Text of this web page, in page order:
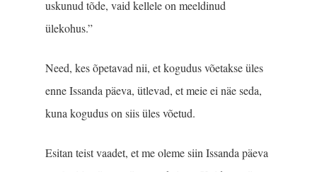
uskunud tõde, vaid kellele on meeldinud
ülekohus.”
Need, kes õpetavad nii, et kogudus võetakse üles
enne Issanda päeva, ütlevad, et meie ei näe seda,
kuna kogudus on siis üles võetud.
Esitan teist vaadet, et me oleme siin Issanda päeva